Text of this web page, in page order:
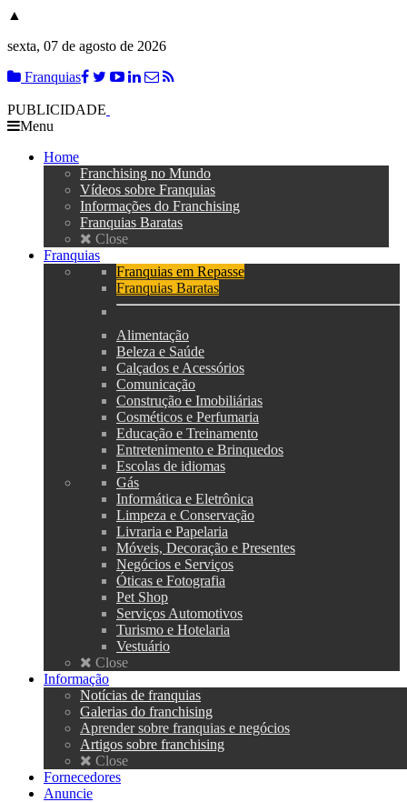
▲
sexta, 07 de agosto de 2026
Franquias
PUBLICIDADE
Menu
Home
Franchising no Mundo
Vídeos sobre Franquias
Informações do Franchising
Franquias Baratas
Close
Franquias
Franquias em Repasse
Franquias Baratas
Alimentação
Beleza e Saúde
Calçados e Acessórios
Comunicação
Construção e Imobiliárias
Cosméticos e Perfumaria
Educação e Treinamento
Entretenimento e Brinquedos
Escolas de idiomas
Gás
Informática e Eletrônica
Limpeza e Conservação
Livraria e Papelaria
Móveis, Decoração e Presentes
Negócios e Serviços
Óticas e Fotografia
Pet Shop
Serviços Automotivos
Turismo e Hotelaria
Vestuário
Close
Informação
Notícias de franquias
Galerias do franchising
Aprender sobre franquias e negócios
Artigos sobre franchising
Close
Fornecedores
Anuncie